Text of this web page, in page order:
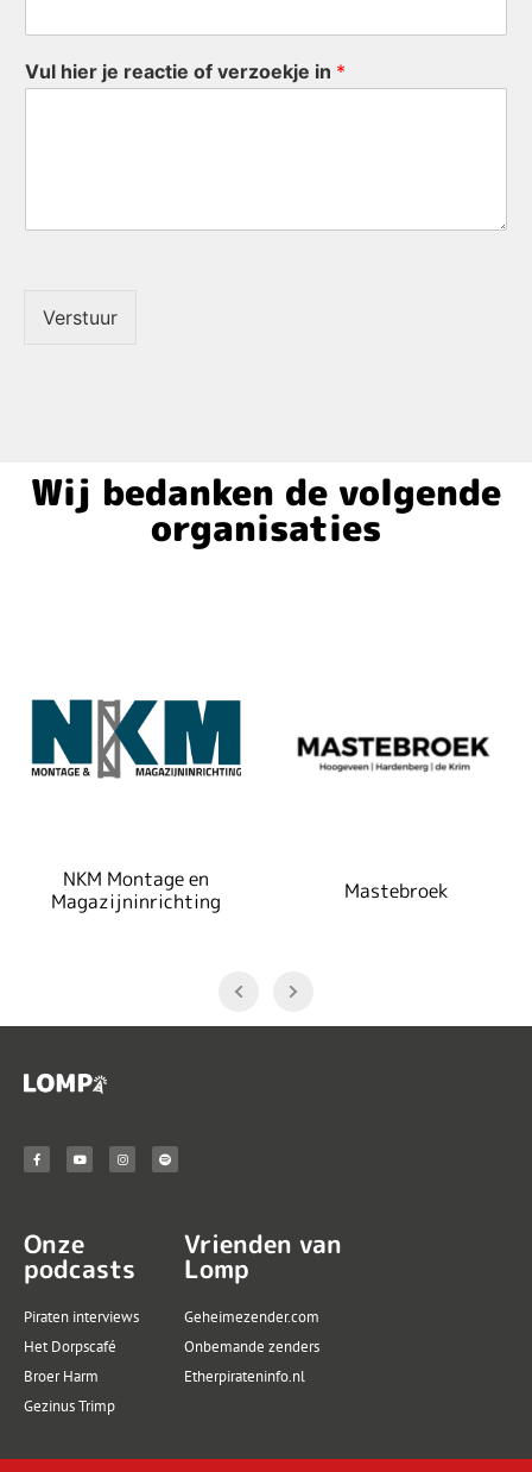
Vul hier je reactie of verzoekje in *
Verstuur
Wij bedanken de volgende
organisaties
Mastebroek
Onze
podcasts
Piraten interviews
Het Dorpscafé
Broer Harm
Gezinus Trimp
Vrienden van
Lomp
Geheimezender.com
Onbemande zenders
Etherpirateninfo.nl